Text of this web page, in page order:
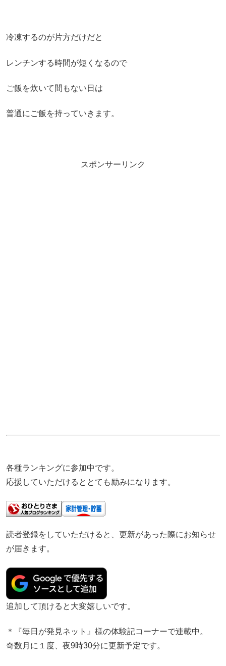
冷凍するのが片方だけだと
レンチンする時間が短くなるので
ご飯を炊いて間もない日は
普通にご飯を持っていきます。
スポンサーリンク
各種ランキングに参加中です。
応援していただけるととても励みになります。
読者登録をしていただけると、更新があった際にお知らせ
が届きます。
追加して頂けると大変嬉しいです。
＊『毎日が発見ネット』様の体験記コーナーで連載中。
奇数月に１度、夜9時30分に更新予定です。